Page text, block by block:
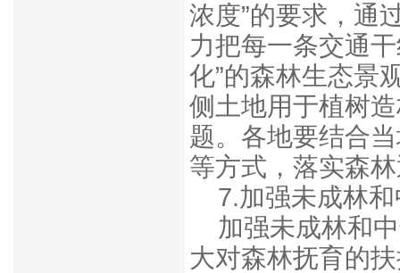
浓度”的要求，通
力把每一条交通
化”的森林生态景
侧土地用于植树
题。各地要结合
等方式，落实森
7.加强未成林
加强未成林和
大对森林抚育的